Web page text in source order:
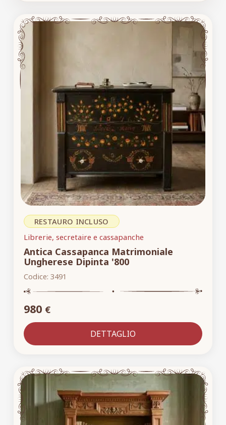
RESTAURO INCLUSO
Librerie, secretaire e cassapanche
Antica Cassapanca Matrimoniale
Ungherese Dipinta '800
Codice: 3491
980 €
DETTAGLIO